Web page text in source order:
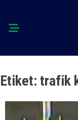
Etiket: trafik